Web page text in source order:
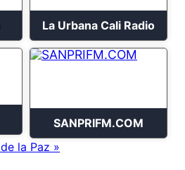
La Urbana Cali Radio
SANPRIFM.COM
la Paz »